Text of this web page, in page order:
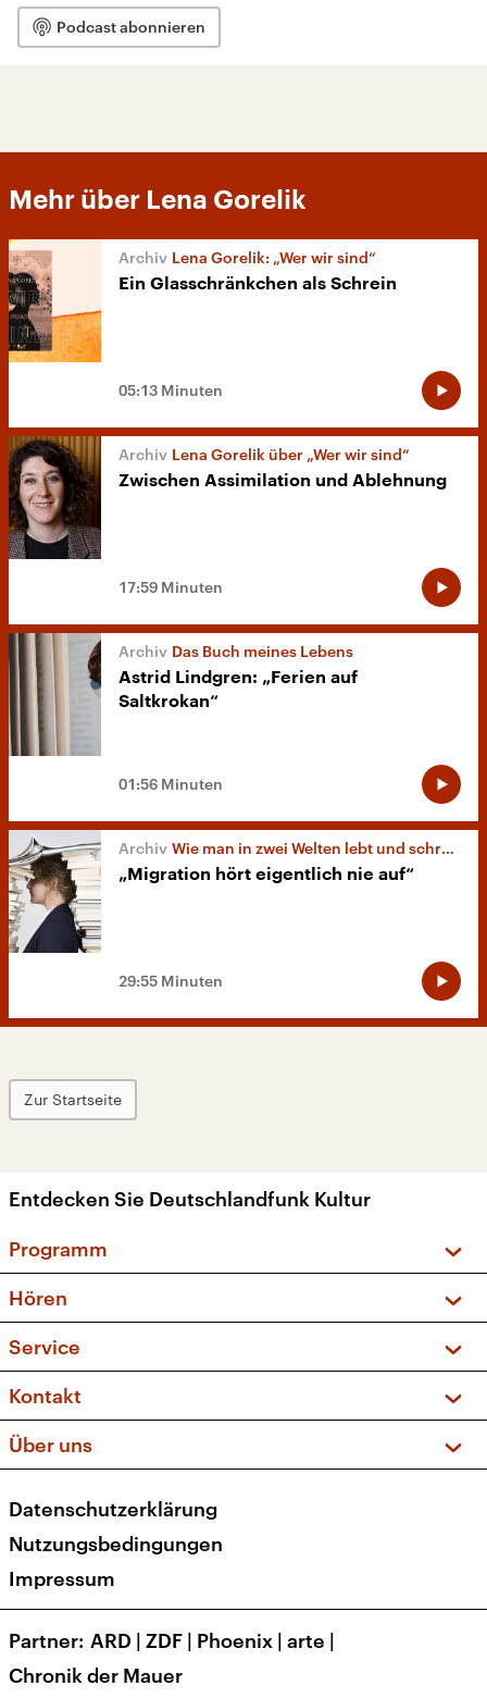
Podcast abonnieren
Mehr über Lena Gorelik
Lena Gorelik: „Wer wir sind“
Ein Glasschränkchen als Schrein
05:13 Minuten
Lena Gorelik über „Wer wir sind“
Zwischen Assimilation und Ablehnung
17:59 Minuten
Das Buch meines Lebens
Astrid Lindgren: „Ferien auf
Saltkrokan“
01:56 Minuten
Wie man in zwei Welten lebt und schreibt
„Migration hört eigentlich nie auf“
29:55 Minuten
Zur Startseite
Entdecken Sie Deutschlandfunk Kultur
Programm
Sendungen und Podcasts
Musikliste
Kakadu – Das Kinderprogramm
Hören
Frequenzen (UKW + DAB+)
Service
FAQ
Apps
Newsletter
Kontakt
Social Media
Über uns
Presse
Karriere
Transparenz
Datenschutzerklärung
Nutzungsbedingungen
Impressum
Partner ARD | ZDF | Phoenix | arte |
Chronik der Mauer